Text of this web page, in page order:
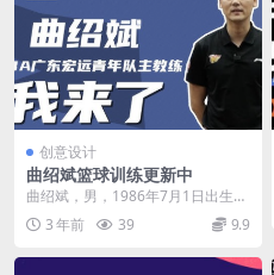
创意设计
曲绍斌篮球训练更新中
曲绍斌，男，1986年7月1日出生于
辽宁丹东，前广东宏远男篮运动
员，场上司职组织...
3 年前 39 9.9